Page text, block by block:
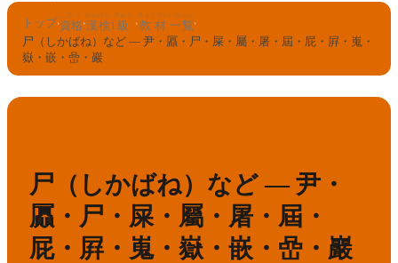
トップ›資格
しかく
›漢検
かんけん
1級
きゅう
› 教材
きょうざい
一覧
いちらん
›
尸（しかばね）など — 尹・屭・尸・屎・屬・屠・屆・屁・屛・嵬・
嶽・嵌・嵒・巖
尸（しかばね）など — 尹・
屭・尸・屎・屬・屠・屆・
屁・屛・嵬・嶽・嵌・嵒・巖